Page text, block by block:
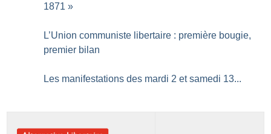
1871 »
L’Union communiste libertaire : première bougie,
premier bilan
Les manifestations des mardi 2 et samedi 13...